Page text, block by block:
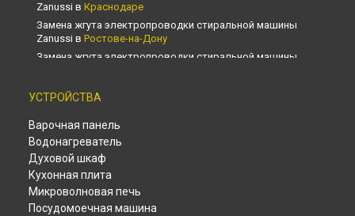
Zanussi в Краснодаре
Замена жгута электропроводки стиральной машины
Zanussi в Ростове-на-Дону
Замена жгута электропроводки стиральной машины
Замена жгута электропроводки стиральной машины
Zanussi в Новосибирске
Замена жгута электропроводки стиральной машины
Zanussi в
Замена жгута электропроводки стиральной машины
Zanussi вЕкатеринбурге
Замена жгута электропроводки стиральной машины
Zanussi вКазани
УСТРОЙСТВА
Варочная панель
Водонагреватель
Духовой шкаф
Кухонная плита
Микроволновая печь
Посудомоечная машина